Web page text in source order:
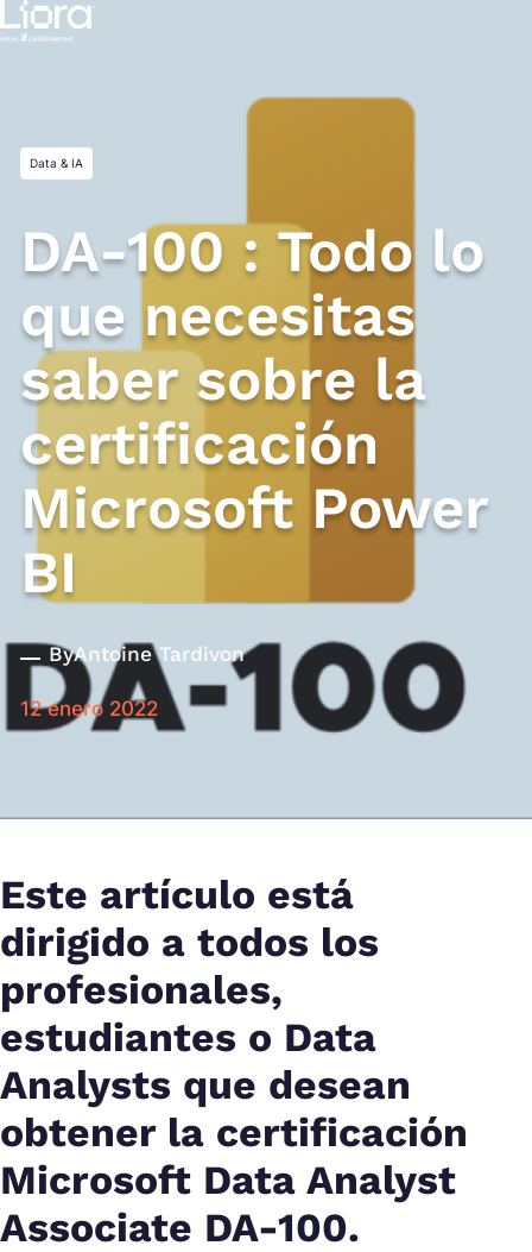
Saltar
al
Data & IA
DA-100 : Todo lo
que necesitas
saber sobre la
certificación
Microsoft Power
BI
ByAntoine Tardivon
12 enero 2022
Este artículo está
dirigido a todos los
profesionales,
estudiantes o Data
Analysts que desean
obtener la certificación
Microsoft Data Analyst
Associate DA-100.